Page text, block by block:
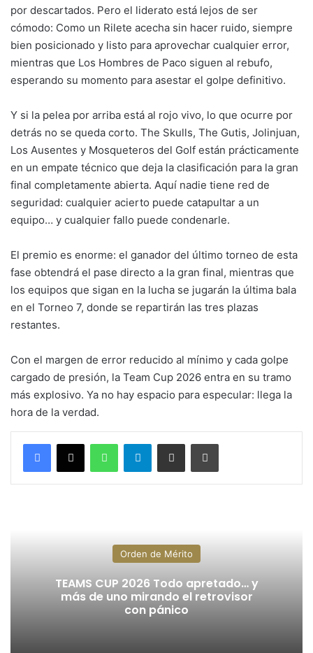
por descartados. Pero el liderato está lejos de ser
cómodo: Como un Rilete acecha sin hacer ruido, siempre
bien posicionado y listo para aprovechar cualquier error,
mientras que Los Hombres de Paco siguen al rebufo,
esperando su momento para asestar el golpe definitivo.
Y si la pelea por arriba está al rojo vivo, lo que ocurre por
detrás no se queda corto. The Skulls, The Gutis, Jolinjuan,
Los Ausentes y Mosqueteros del Golf están prácticamente
en un empate técnico que deja la clasificación para la gran
final completamente abierta. Aquí nadie tiene red de
seguridad: cualquier acierto puede catapultar a un
equipo… y cualquier fallo puede condenarle.
El premio es enorme: el ganador del último torneo de esta
fase obtendrá el pase directo a la gran final, mientras que
los equipos que sigan en la lucha se jugarán la última bala
en el Torneo 7, donde se repartirán las tres plazas
restantes.
Con el margen de error reducido al mínimo y cada golpe
cargado de presión, la Team Cup 2026 entra en su tramo
más explosivo. Ya no hay espacio para especular: llega la
hora de la verdad.
WhatsAppTelegramCompartir por correo electrónicoImprimir
Orden de Mérito
TEAMS CUP 2026 Todo apretado… y
más de uno mirando el retrovisor
con pánico